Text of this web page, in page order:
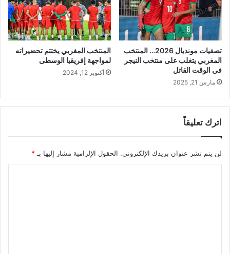
تصفيات مونديال 2026… المنتخب
المغربي يتغلب على منتخب النيجر
في الوقت القاتل
مارس 21, 2025
المنتخب المغربي يختتم تحضيراته
لمواجهة إفريقيا الوسطى
أكتوبر 12, 2024
اترك تعليقاً
لن يتم نشر عنوان بريدك الإلكتروني. الحقول الإلزامية مشار إليها بـ*